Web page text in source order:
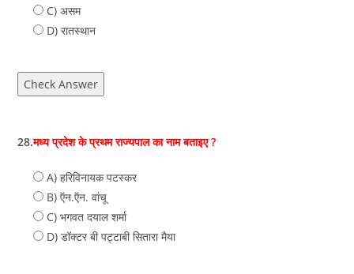
C) असम
D) रातस्‍थान
Check Answer
28.मध्य प्रदेश के प्रथम राज्यपाल का नाम बताइए ?
A) हरिविनायक पटस्कर
B) ऍन.ऍन. वांचू
C) भगवत दयाल शर्मा
D) डॉक्टर बी पट्टाबी सितारा मैया